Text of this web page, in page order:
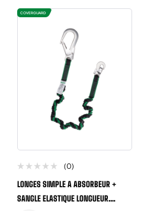
COVERGUARD
(0)
LONGES SIMPLE A ABSORBEUR +
SANGLE ELASTIQUE LONGUEUR